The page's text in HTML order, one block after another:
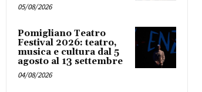
05/08/2026
Pomigliano Teatro
Festival 2026: teatro,
musica e cultura dal 5
agosto al 13 settembre
04/08/2026